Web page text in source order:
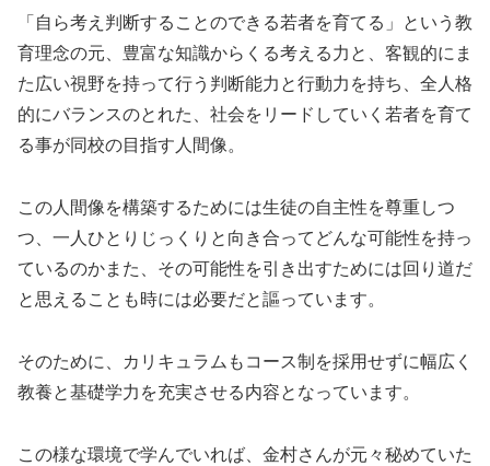
「自ら考え判断することのできる若者を育てる」という教
育理念の元、豊富な知識からくる考える力と、客観的にま
た広い視野を持って行う判断能力と行動力を持ち、全人格
的にバランスのとれた、社会をリードしていく若者を育て
る事が同校の目指す人間像。
この人間像を構築するためには生徒の自主性を尊重しつ
つ、一人ひとりじっくりと向き合ってどんな可能性を持っ
ているのかまた、その可能性を引き出すためには回り道だ
と思えることも時には必要だと謳っています。
そのために、カリキュラムもコース制を採用せずに幅広く
教養と基礎学力を充実させる内容となっています。
この様な環境で学んでいれば、金村さんが元々秘めていた